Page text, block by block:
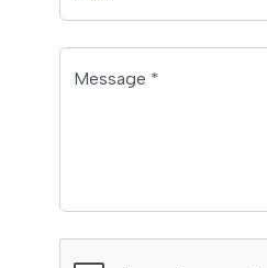
Message *